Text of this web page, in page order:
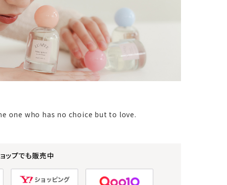
one who has no choice but to love.
ップでも販売中